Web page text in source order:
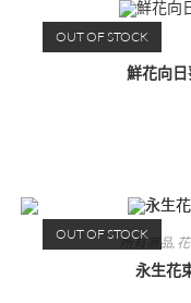
OUT OF STOCK
鮮花向
OUT OF STOCK
所有商品,
永生花